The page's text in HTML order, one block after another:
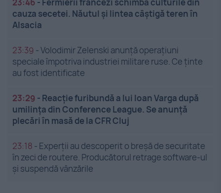
23:46 - Fermierii francezi schimbă culturile din
cauza secetei. Năutul și lintea câștigă teren în
Alsacia
23:39 -Volodimir Zelenski anunță operațiuni
speciale împotriva industriei militare ruse. Ce ținte
au fost identificate
23:29 - Reacție furibundă a lui Ioan Varga după
umilința din Conference League. Se anunță
plecări în masă de la CFR Cluj
23:18 - Experții au descoperit o breșă de securitate
în zeci de routere. Producătorul retrage software-ul
și suspendă vânzările